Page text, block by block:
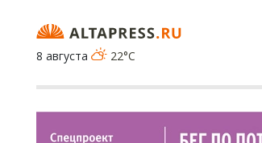
8 августа
22°C